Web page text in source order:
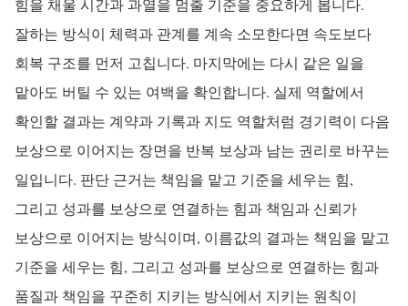
힘을 채울 시간과 과열을 멈출 기준을 중요하게 봅니다.
잘하는 방식이 체력과 관계를 계속 소모한다면 속도보다
회복 구조를 먼저 고칩니다. 마지막에는 다시 같은 일을
맡아도 버틸 수 있는 여백을 확인합니다. 실제 역할에서
확인할 결과는 계약과 기록과 지도 역할처럼 경기력이 다음
보상으로 이어지는 장면을 반복 보상과 남는 권리로 바꾸는
일입니다. 판단 근거는 책임을 맡고 기준을 세우는 힘,
그리고 성과를 보상으로 연결하는 힘과 책임과 신뢰가
보상으로 이어지는 방식이며, 이름값의 결과는 책임을 맡고
기준을 세우는 힘, 그리고 성과를 보상으로 연결하는 힘과
품질과 책임을 꾸준히 지키는 방식에서 지키는 원칙이